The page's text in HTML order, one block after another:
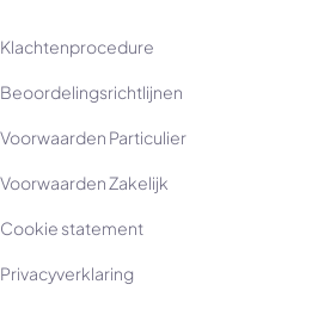
Klachtenprocedure
Beoordelingsrichtlijnen
Voorwaarden Particulier
Voorwaarden Zakelijk
Cookie statement
Privacyverklaring